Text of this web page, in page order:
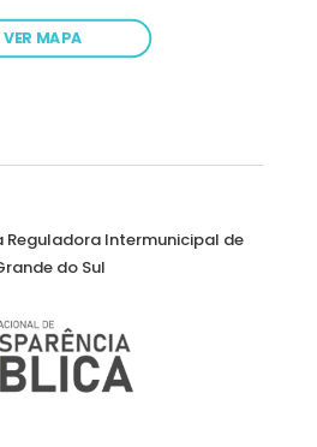
VER MAPA
Reguladora Intermunicipal de
do Sul